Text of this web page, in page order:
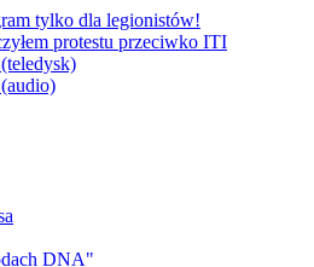
tylko dla legionistów!
protestu przeciwko ITI
DNA"